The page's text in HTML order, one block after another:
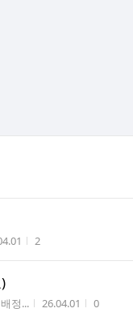
수
간 조회수
2
정... 작성시간
26.04.01 조회수
0